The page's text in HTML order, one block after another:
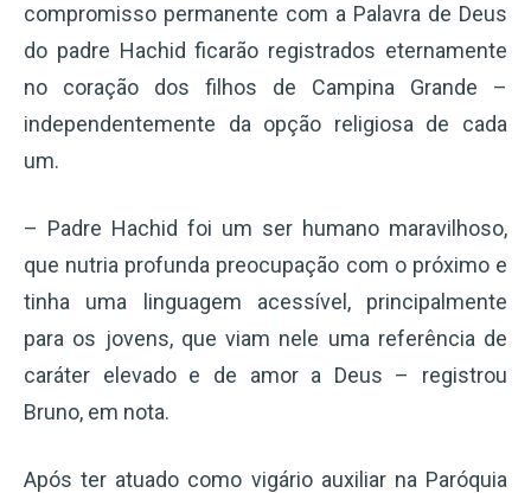
compromisso permanente com a Palavra de Deus
do padre Hachid ficarão registrados eternamente
no coração dos filhos de Campina Grande –
independentemente da opção religiosa de cada
um.
– Padre Hachid foi um ser humano maravilhoso,
que nutria profunda preocupação com o próximo e
tinha uma linguagem acessível, principalmente
para os jovens, que viam nele uma referência de
caráter elevado e de amor a Deus – registrou
Bruno, em nota.
Após ter atuado como vigário auxiliar na Paróquia